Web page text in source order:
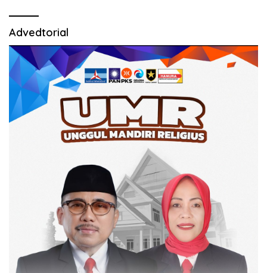
Advedtorial